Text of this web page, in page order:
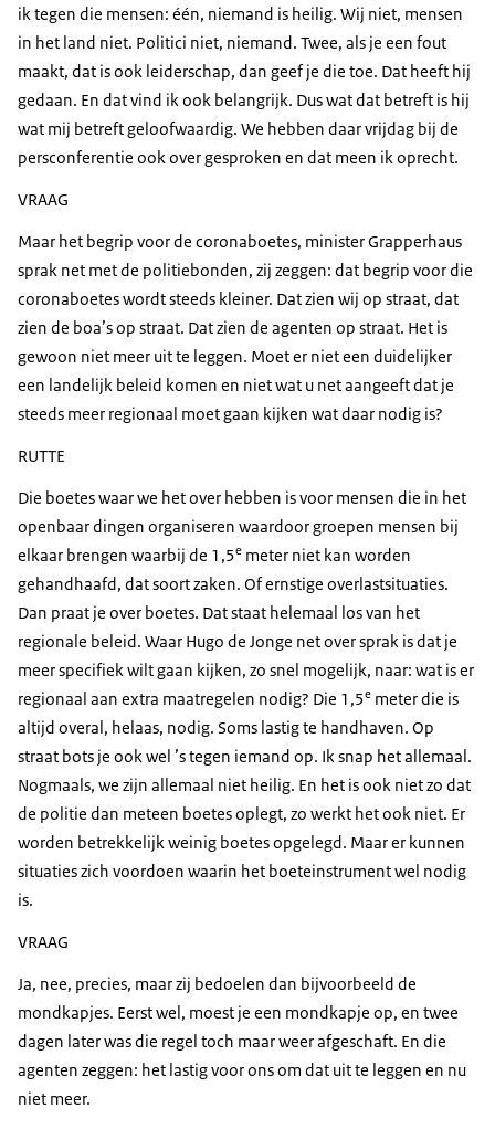
ik tegen die mensen: één, niemand is heilig. Wij niet, mensen
in het land niet. Politici niet, niemand. Twee, als je een fout
maakt, dat is ook leiderschap, dan geef je die toe. Dat heeft hij
gedaan. En dat vind ik ook belangrijk. Dus wat dat betreft is hij
wat mij betreft geloofwaardig. We hebben daar vrijdag bij de
persconferentie ook over gesproken en dat meen ik oprecht.
VRAAG
Maar het begrip voor de coronaboetes, minister Grapperhaus
sprak net met de politiebonden, zij zeggen: dat begrip voor die
coronaboetes wordt steeds kleiner. Dat zien wij op straat, dat
zien de boa’s op straat. Dat zien de agenten op straat. Het is
gewoon niet meer uit te leggen. Moet er niet een duidelijker
een landelijk beleid komen en niet wat u net aangeeft dat je
steeds meer regionaal moet gaan kijken wat daar nodig is?
RUTTE
Die boetes waar we het over hebben is voor mensen die in het
openbaar dingen organiseren waardoor groepen mensen bij
elkaar brengen waarbij de 1,5e meter niet kan worden
gehandhaafd, dat soort zaken. Of ernstige overlastsituaties.
Dan praat je over boetes. Dat staat helemaal los van het
regionale beleid. Waar Hugo de Jonge net over sprak is dat je
meer specifiek wilt gaan kijken, zo snel mogelijk, naar: wat is er
regionaal aan extra maatregelen nodig? Die 1,5e meter die is
altijd overal, helaas, nodig. Soms lastig te handhaven. Op
straat bots je ook wel ’s tegen iemand op. Ik snap het allemaal.
Nogmaals, we zijn allemaal niet heilig. En het is ook niet zo dat
de politie dan meteen boetes oplegt, zo werkt het ook niet. Er
worden betrekkelijk weinig boetes opgelegd. Maar er kunnen
situaties zich voordoen waarin het boeteinstrument wel nodig
is.
VRAAG
Ja, nee, precies, maar zij bedoelen dan bijvoorbeeld de
mondkapjes. Eerst wel, moest je een mondkapje op, en twee
dagen later was die regel toch maar weer afgeschaft. En die
agenten zeggen: het lastig voor ons om dat uit te leggen en nu
niet meer.